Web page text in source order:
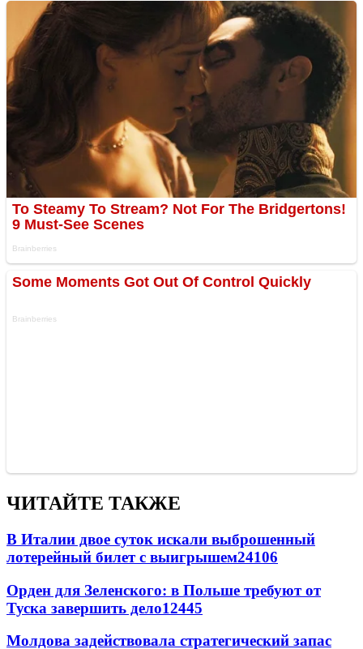
ЧИТАЙТЕ ТАКЖЕ
В Италии двое суток искали выброшенный
лотерейный билет с выигрышем24106
Орден для Зеленского: в Польше требуют от
Туска завершить дело12445
Молдова задействовала стратегический запас